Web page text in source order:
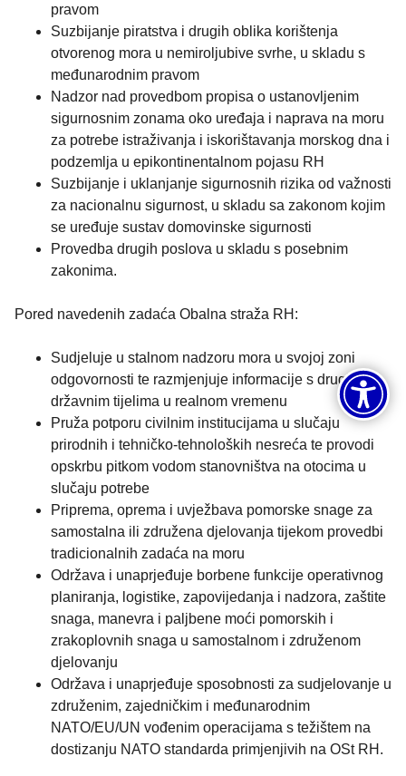
pravom
Suzbijanje piratstva i drugih oblika korištenja
otvorenog mora u nemiroljubive svrhe, u skladu s
međunarodnim pravom
Nadzor nad provedbom propisa o ustanovljenim
sigurnosnim zonama oko uređaja i naprava na moru
za potrebe istraživanja i iskorištavanja morskog dna i
podzemlja u epikontinentalnom pojasu RH
Suzbijanje i uklanjanje sigurnosnih rizika od važnosti
za nacionalnu sigurnost, u skladu sa zakonom kojim
se uređuje sustav domovinske sigurnosti
Provedba drugih poslova u skladu s posebnim
zakonima.
Pored navedenih zadaća Obalna straža RH:
Sudjeluje u stalnom nadzoru mora u svojoj zoni
odgovornosti te razmjenjuje informacije s drugim
državnim tijelima u realnom vremenu
Pruža potporu civilnim institucijama u slučaju
prirodnih i tehničko-tehnoloških nesreća te provodi
opskrbu pitkom vodom stanovništva na otocima u
slučaju potrebe
Priprema, oprema i uvježbava pomorske snage za
samostalna ili združena djelovanja tijekom provedbi
tradicionalnih zadaća na moru
Održava i unaprjeđuje borbene funkcije operativnog
planiranja, logistike, zapovijedanja i nadzora, zaštite
snaga, manevra i paljbene moći pomorskih i
zrakoplovnih snaga u samostalnom i združenom
djelovanju
Održava i unaprjeđuje sposobnosti za sudjelovanje u
združenim, zajedničkim i međunarodnim
NATO/EU/UN vođenim operacijama s težištem na
dostizanju NATO standarda primjenjivih na OSt RH.